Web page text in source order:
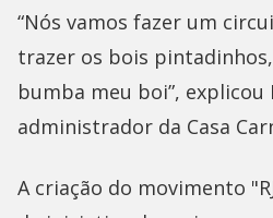
“Nós vamos fazer um
trazer os bois
bumba meu boi”, explicou
administrador da Casa
A criação do movimento